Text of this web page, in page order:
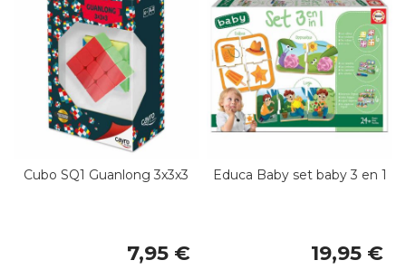
Cubo SQ1 Guanlong 3x3x3
7,95 €
Educa Baby set baby 3 en 1
19,95 €